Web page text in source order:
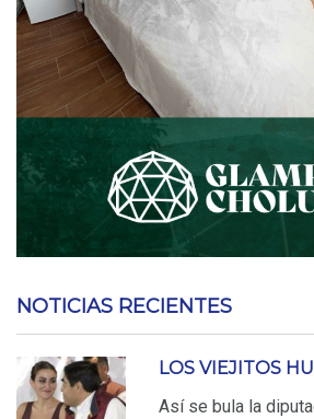
NOTICIAS RECIENTES
LOS VIEJITOS
Así se bula la